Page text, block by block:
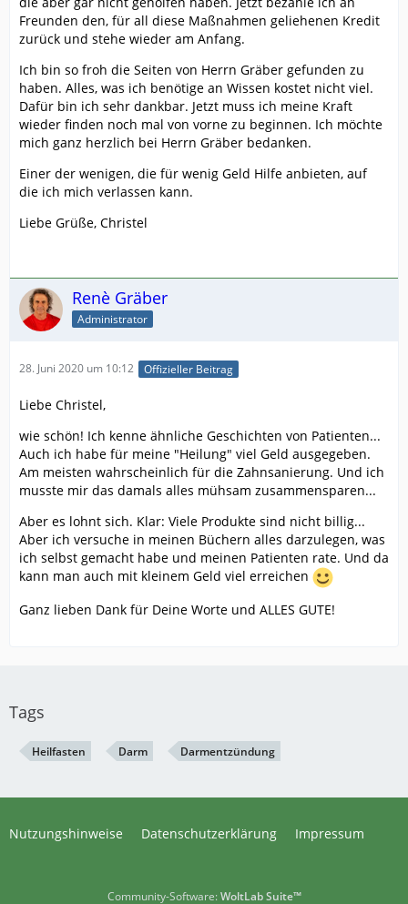
Freunden den, für all diese Maßnahmen geliehenen Kredit
zurück und stehe wieder am Anfang.
Ich bin so froh die Seiten von Herrn Gräber gefunden zu
haben. Alles, was ich benötige an Wissen kostet nicht viel.
Dafür bin ich sehr dankbar. Jetzt muss ich meine Kraft
wieder finden noch mal von vorne zu beginnen. Ich möchte
mich ganz herzlich bei Herrn Gräber bedanken.
Einer der wenigen, die für wenig Geld Hilfe anbieten, auf
die ich mich verlassen kann.
Liebe Grüße, Christel
Renè Gräber
Administrator
28. Juni 2020 um 10:12 Offizieller Beitrag
Liebe Christel,
wie schön! Ich kenne ähnliche Geschichten von Patienten...
Auch ich habe für meine "Heilung" viel Geld ausgegeben.
Am meisten wahrscheinlich für die Zahnsanierung. Und ich
musste mir das damals alles mühsam zusammensparen...
Aber es lohnt sich. Klar: Viele Produkte sind nicht billig...
Aber ich versuche in meinen Büchern alles darzulegen, was
ich selbst gemacht habe und meinen Patienten rate. Und da
kann man auch mit kleinem Geld viel erreichen
Ganz lieben Dank für Deine Worte und ALLES GUTE!
Tags
Heilfasten Darm Darmentzündung
Nutzungshinweise Datenschutzerklärung Impressum
Community-Software:WoltLab Suite™